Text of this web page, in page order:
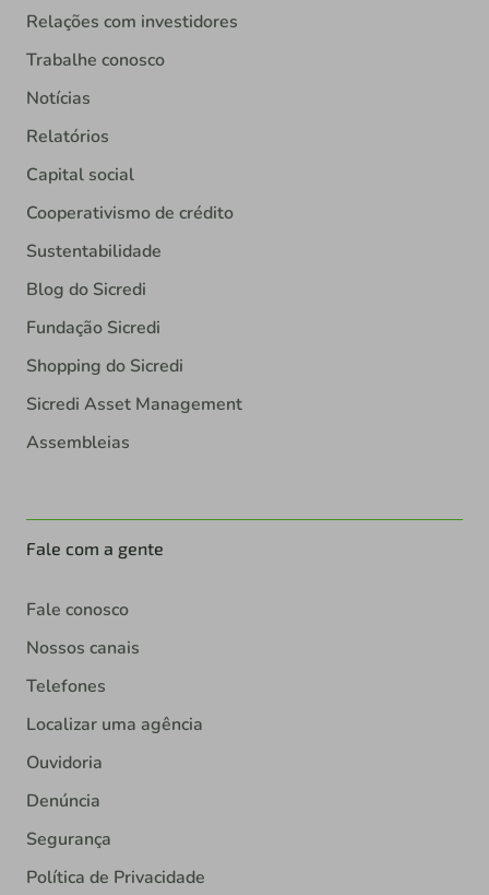
Relações com investidores
Trabalhe conosco
Notícias
Relatórios
Capital social
Cooperativismo de crédito
Sustentabilidade
Blog do Sicredi
Fundação Sicredi
Shopping do Sicredi
Sicredi Asset Management
Assembleias
Fale com a gente
Fale conosco
Nossos canais
Telefones
Localizar uma agência
Ouvidoria
Denúncia
Segurança
Política de Privacidade